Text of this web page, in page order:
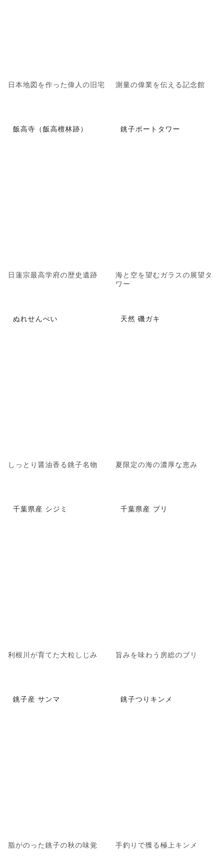
日本地図を作った偉人の旧宅 測量の偉業を伝える記念館
飯高寺（飯高檀林跡）
日蓮宗最高学府の歴史遺跡
銚子ポートタワー
海と空を望むガラスの展望タ
ワー
ぬれせんべい
しっとり醤油香る銚子名物
天然 磯ガキ
夏限定の海の濃厚な恵み
千葉県産 シジミ
利根川が育てた大粒しじみ
千葉県産 ブリ
旨みを味わう房総のブリ
銚子産 サンマ
脂がのった銚子の秋の味覚
銚子つりキンメ
手釣りで獲る極上キンメ